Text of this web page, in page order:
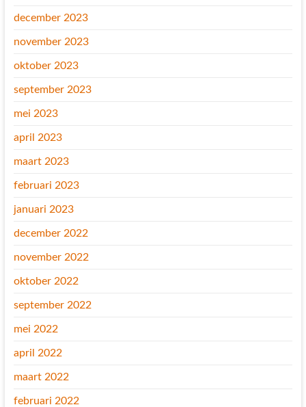
december 2023
november 2023
oktober 2023
september 2023
mei 2023
april 2023
maart 2023
februari 2023
januari 2023
december 2022
november 2022
oktober 2022
september 2022
mei 2022
april 2022
maart 2022
februari 2022